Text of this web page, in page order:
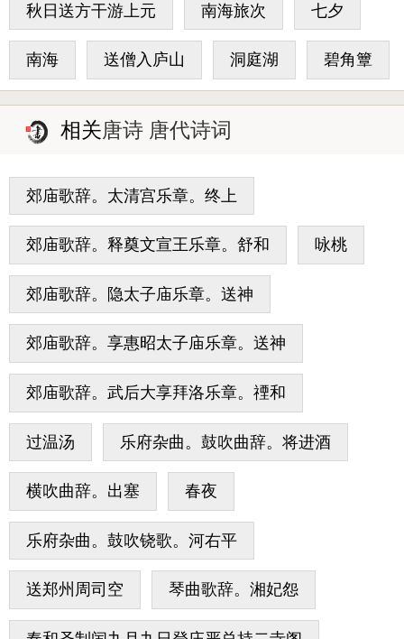
秋日送方干游上元 南海旅次 七夕
南海 送僧入庐山 洞庭湖 碧角簟
相关唐诗 唐代诗词
郊庙歌辞。太清宫乐章。终上
郊庙歌辞。释奠文宣王乐章。舒和 咏桃
郊庙歌辞。隐太子庙乐章。送神
郊庙歌辞。享惠昭太子庙乐章。送神
郊庙歌辞。武后大享拜洛乐章。禋和
过温汤 乐府杂曲。鼓吹曲辞。将进酒
横吹曲辞。出塞 春夜
乐府杂曲。鼓吹铙歌。河右平
送郑州周司空 琴曲歌辞。湘妃怨